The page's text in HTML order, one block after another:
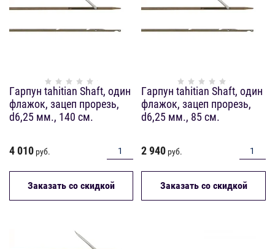
Гарпун tahitian Shaft, один
флажок, зацеп прорезь,
d6,25 мм., 140 см.
4 010 руб.
Заказать со скидкой
Гарпун tahitian Shaft, один
флажок, зацеп прорезь,
d6,25 мм., 85 см.
2 940 руб.
Заказать со скидкой